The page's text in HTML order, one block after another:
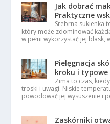
Jak dobrać
Praktyczne
Srebrna sukienka
który może zdominować
w pełni wykorzystać jej
Pielęgnacja
kroku i typowe
Zima to czas,
troski i uwagi. Niskie
powodować jej wysuszenie i
Zaskórniki